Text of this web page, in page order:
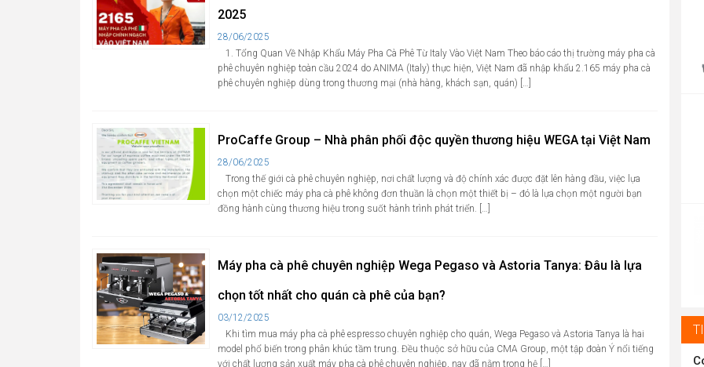
2025
Cập
nhật
28/06/2025
1. Tổng Quan Về Nhập Khẩu Máy Pha Cà Phê Từ Italy Vào Việt Nam Theo báo cáo thị trường máy pha cà
phê chuyên nghiệp toàn cầu 2024 do ANIMA (Italy) thực hiện, Việt Nam đã nhập khẩu 2.165 máy pha cà
phê chuyên nghiệp dùng trong thương mại (nhà hàng, khách sạn, quán) […]
ProCaffe Group – Nhà phân phối độc quyền thương hiệu WEGA tại Việt Nam
Cập
nhật
28/06/2025
Trong thế giới cà phê chuyên nghiệp, nơi chất lượng và độ chính xác được đặt lên hàng đầu, việc lựa
chọn một chiếc máy pha cà phê không đơn thuần là chọn một thiết bị – đó là lựa chọn một người bạn
đồng hành cùng thương hiệu trong suốt hành trình phát triển. […]
Máy pha cà phê chuyên nghiệp Wega Pegaso và Astoria Tanya: Đâu là lựa
chọn tốt nhất cho quán cà phê của bạn?
Cập
nhật
03/12/2025
Khi tìm mua máy pha cà phê espresso chuyên nghiệp cho quán, Wega Pegaso và Astoria Tanya là hai
model phổ biến trong phân khúc tầm trung. Đều thuộc sở hữu của CMA Group, một tập đoàn Ý nổi tiếng
với chất lượng sản xuất máy pha cà phê chuyên nghiệp, nay đã nằm trong hệ […]